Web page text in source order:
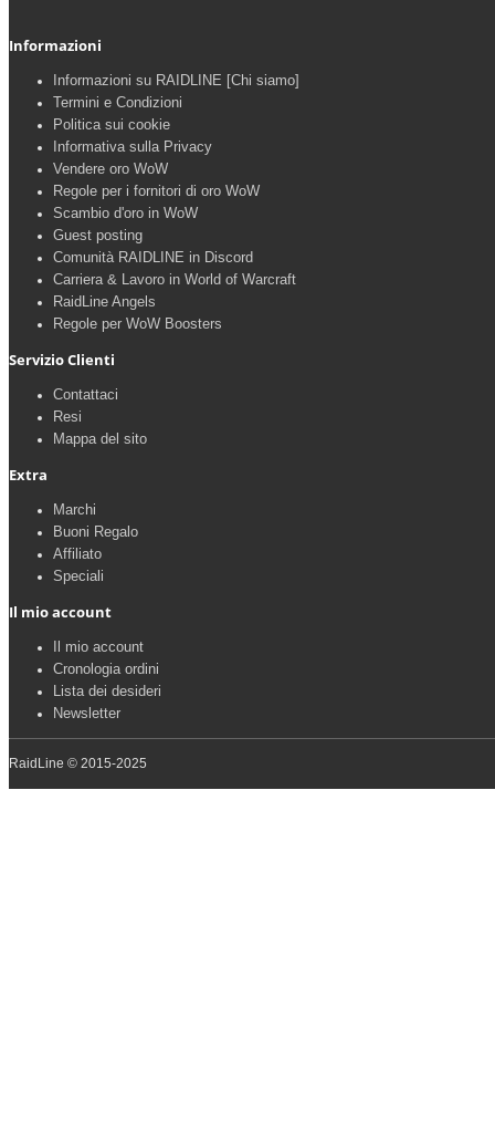
Informazioni
Informazioni su RAIDLINE [Chi siamo]
Termini e Condizioni
Politica sui cookie
Informativa sulla Privacy
Vendere oro WoW
Regole per i fornitori di oro WoW
Scambio d'oro in WoW
Guest posting
Comunità RAIDLINE in Discord
Carriera & Lavoro in World of Warcraft
RaidLine Angels
Regole per WoW Boosters
Servizio Clienti
Contattaci
Resi
Mappa del sito
Extra
Marchi
Buoni Regalo
Affiliato
Speciali
Il mio account
Il mio account
Cronologia ordini
Lista dei desideri
Newsletter
RaidLine © 2015-2025